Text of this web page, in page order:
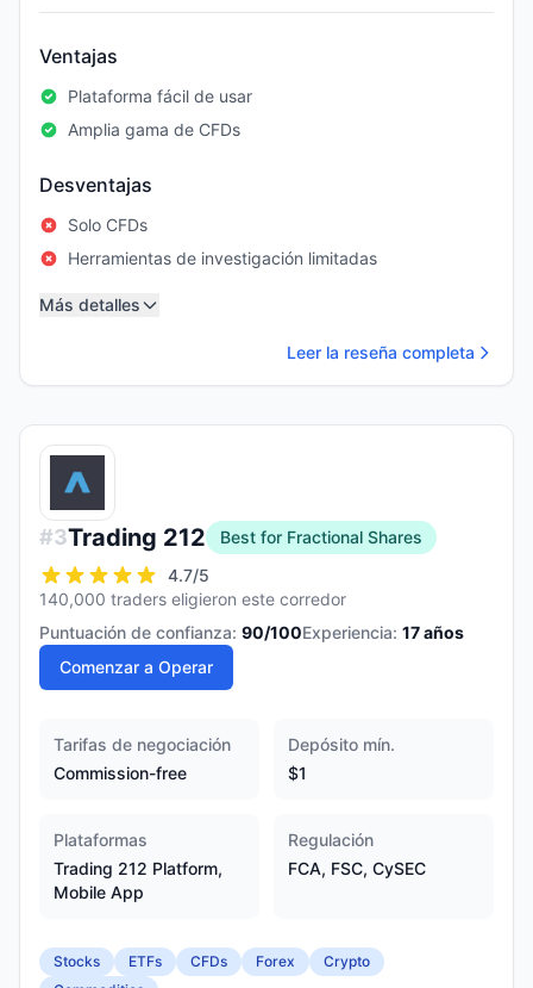
Ventajas
Plataforma fácil de usar
Amplia gama de CFDs
Desventajas
Solo CFDs
Herramientas de investigación limitadas
Más detalles
Leer la reseña completa
#3Trading 212
Best for Fractional Shares
4.7/5
140,000 traders eligieron este corredor
Puntuación de confianza: 90/100Experiencia: 17años
Comenzar a Operar
Tarifas de negociación
Commission-free
Depósito mín.
$1
Plataformas
Trading 212 Platform,
Mobile App
Regulación
FCA, FSC, CySEC
Stocks ETFs CFDs Forex
Crypto